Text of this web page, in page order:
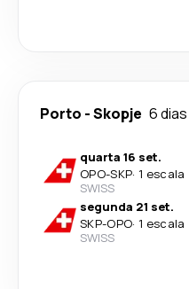
Porto -Skopje 6 dias
quarta 16 set.
OPO-SKP· 1 escala
SWISS
segunda 21 set.
SKP-OPO· 1 escala
SWISS